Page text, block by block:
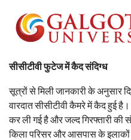
सीसीटीवी फुटेज में कैद संदिग्ध
सूत्रों से मिली जानकारी के अनुसार
वारदात सीसीटीवी कैमरे में कैद हुई
कर ली गई है और जल्द गिरफ्तारी की
किला परिसर और आसपास के इलाकों में